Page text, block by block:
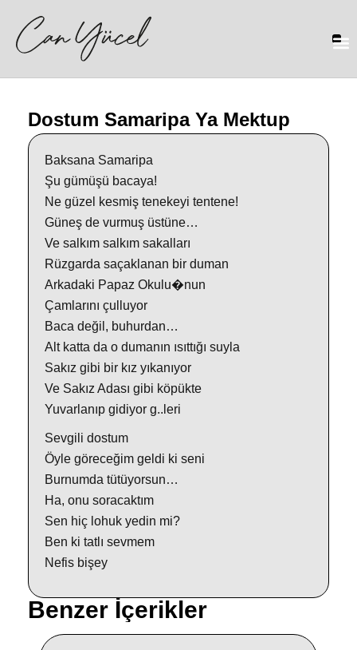
Dostum Samaripa Ya Mektup
Baksana Samaripa
Şu gümüşü bacaya!
Ne güzel kesmiş tenekeyi tentene!
Güneş de vurmuş üstüne…
Ve salkım salkım sakalları
Rüzgarda saçaklanan bir duman
Arkadaki Papaz Okulu�nun
Çamlarını çulluyor
Baca değil, buhurdan…
Alt katta da o dumanın ısıttığı suyla
Sakız gibi bir kız yıkanıyor
Ve Sakız Adası gibi köpükte
Yuvarlanıp gidiyor g..leri
Sevgili dostum
Öyle göreceğim geldi ki seni
Burnumda tütüyorsun…
Ha, onu soracaktım
Sen hiç lohuk yedin mi?
Ben ki tatlı sevmem
Nefis bişey
Benzer İçerikler